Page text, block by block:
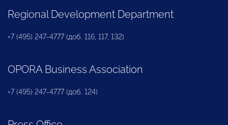
Regional Development Department
+7 (495) 247-4777 (доб. 116, 117, 132)
OPORA Business Association
+7 (495) 247-4777 (доб. 124)